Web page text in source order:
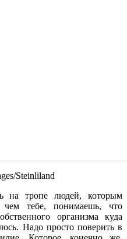
Steinliland
на тропе людей, которым
чем тебе, понимаешь, что
организма куда
Надо просто поверить в